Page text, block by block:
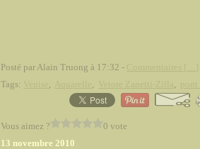
Posté par Alain Truong à 17:32 -
Tags:
, , ,
Vous aimez ?
0 vote
13 novembre 2010